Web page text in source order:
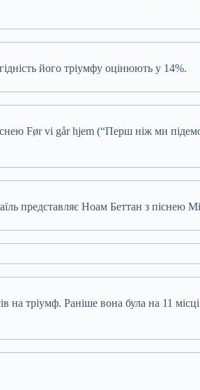
його тріумфу оцінюють у 14%.
Før vi går hjem (“Перш ніж ми
представляє Ноам Беттан з
на тріумф. Раніше вона була на 11